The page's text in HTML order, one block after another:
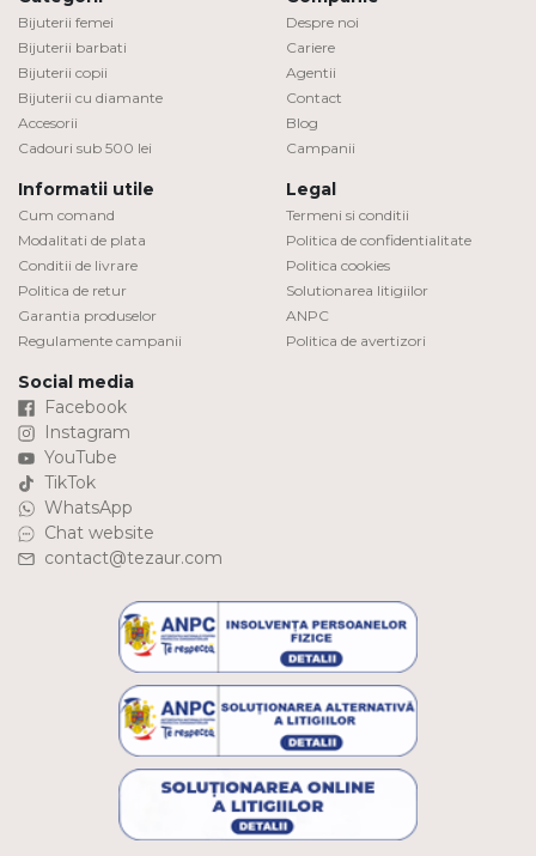
Bijuterii femei
Bijuterii barbati
Bijuterii copii
Bijuterii cu diamante
Accesorii
Cadouri sub 500 lei
Despre noi
Cariere
Agentii
Contact
Blog
Campanii
Informatii utile
Cum comand
Modalitati de plata
Conditii de livrare
Politica de retur
Garantia produselor
Regulamente campanii
Legal
Termeni si conditii
Politica de confidentialitate
Politica cookies
Solutionarea litigiilor
ANPC
Politica de avertizori
Social media
Facebook
Instagram
YouTube
TikTok
WhatsApp
Chat website
contact@tezaur.com